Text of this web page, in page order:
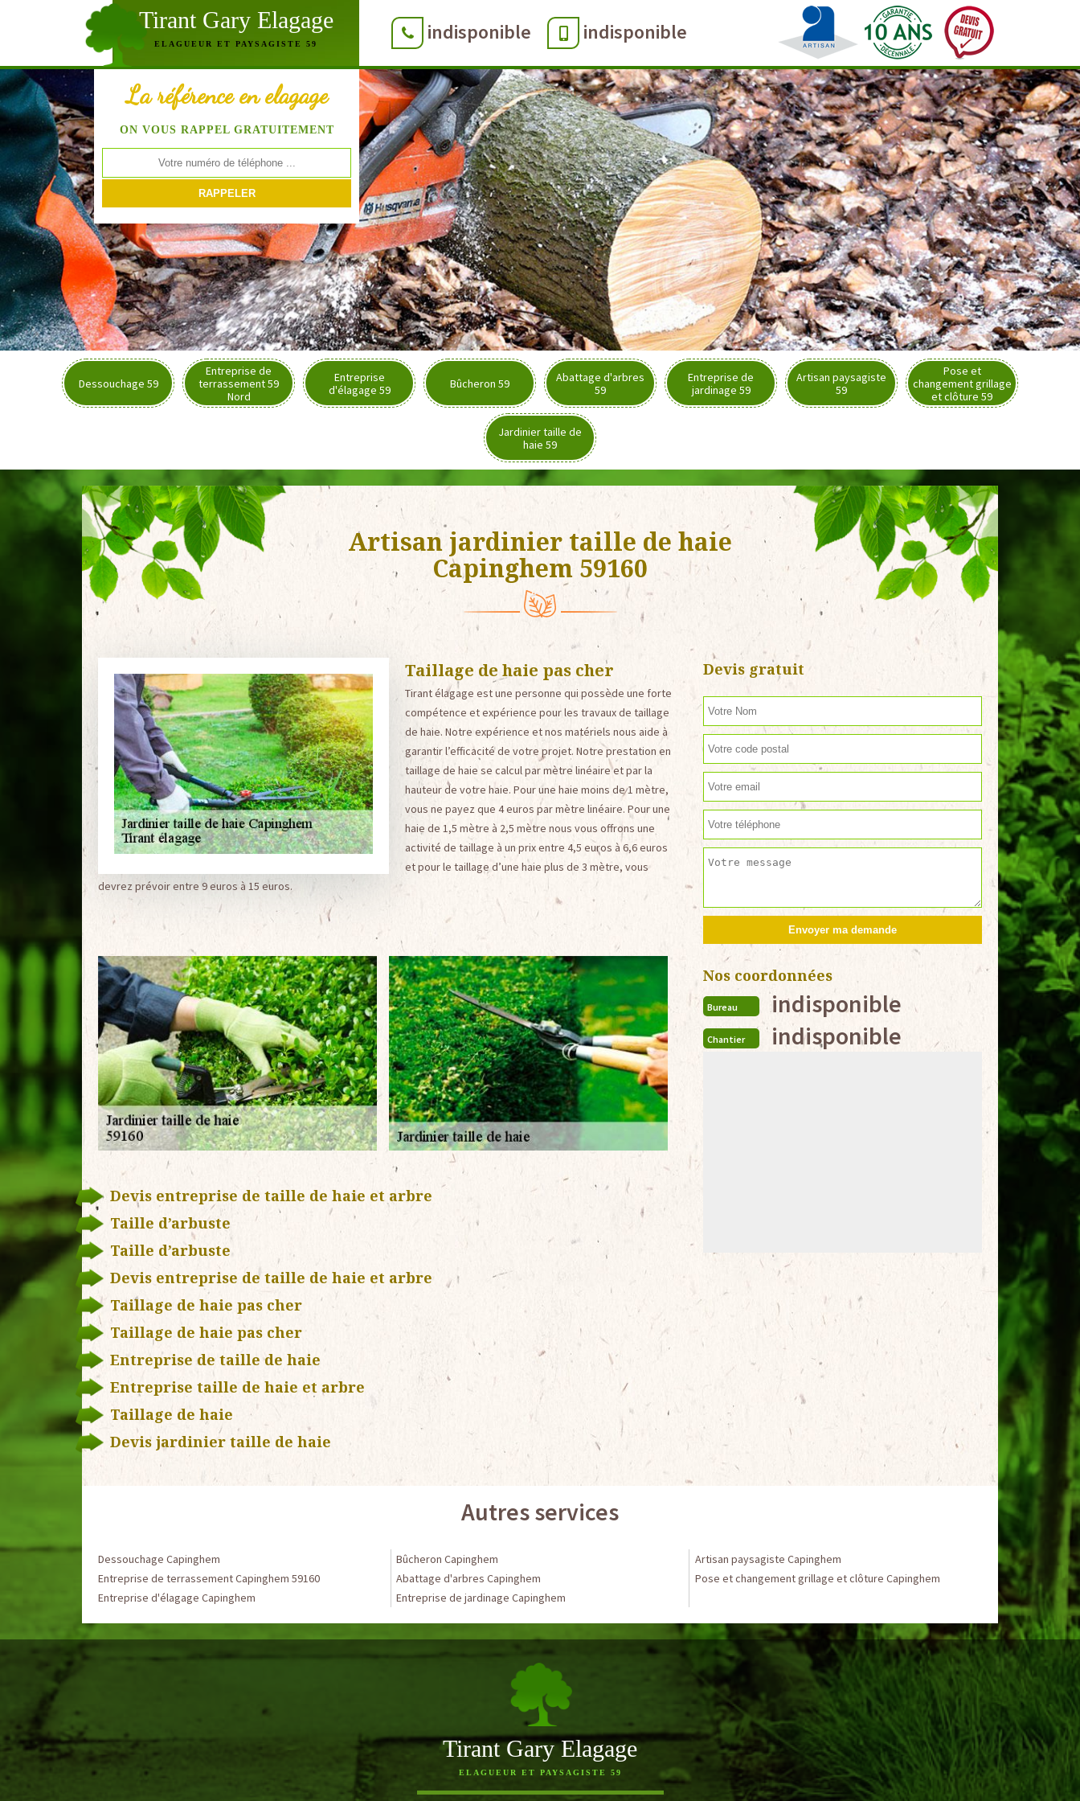
Tirant Gary Elagage
ELAGUEUR ET PAYSAGISTE 59 indisponible indisponible
La référence en elagage
ON VOUS RAPPEL GRATUITEMENT
Dessouchage 59
Entreprise de
terrassement 59
Nord
Entreprise
d'élagage 59
Bûcheron 59
Abattage d'arbres
59
Entreprise de
jardinage 59
Artisan paysagiste
59
Pose et
changement grillage
et clôture 59
Jardinier taille de
haie 59
Artisan jardinier taille de haie
Capinghem 59160
Taillage de haie pas cher
Tirant élagage est une personne qui possède une forte
compétence et expérience pour les travaux de taillage
de haie. Notre expérience et nos matériels nous aide à
garantir l’efficacité de votre projet. Notre prestation en
taillage de haie se calcul par mètre linéaire et par la
hauteur de votre haie. Pour une haie moins de 1 mètre,
vous ne payez que 4 euros par mètre linéaire. Pour une
haie de 1,5 mètre à 2,5 mètre nous vous offrons une
activité de taillage à un prix entre 4,5 euros à 6,6 euros
et pour le taillage d’une haie plus de 3 mètre, vous
devrez prévoir entre 9 euros à 15 euros.
Devis entreprise de taille de haie et arbre
Taille d’arbuste
Taille d’arbuste
Devis entreprise de taille de haie et arbre
Taillage de haie pas cher
Taillage de haie pas cher
Entreprise de taille de haie
Entreprise taille de haie et arbre
Taillage de haie
Devis jardinier taille de haie
Devis gratuit
Nos coordonnées
Bureau indisponible
Chantier indisponible
Autres services
Dessouchage Capinghem
Entreprise de terrassement Capinghem 59160
Entreprise d'élagage Capinghem
Bûcheron Capinghem
Abattage d'arbres Capinghem
Entreprise de jardinage Capinghem
Artisan paysagiste Capinghem
Pose et changement grillage et clôture Capinghem
Tirant Gary Elagage
ELAGUEUR ET PAYSAGISTE 59